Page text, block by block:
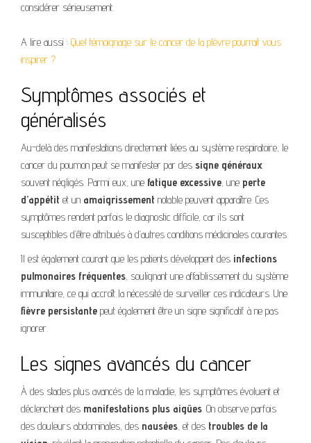
considérer sérieusement.
A lire aussi : Quel témoignage sur le cancer de la plèvre pourrait vous
inspirer ?
Symptômes associés et
généralisés
Au-delà des manifestations directement liées au système respiratoire, le
cancer du poumon peut se manifester par des signe généraux
souvent négligés. Parmi eux, une fatigue excessive, une perte
d’appétit et un amaigrissement notable peuvent apparaître. Ces
symptômes rendent parfois le diagnostic difficile, car ils sont
susceptibles d’être attribués à d’autres conditions médicinales courantes.
Il est également courant que les patients développent des infections
pulmonaires fréquentes, soulignant une affaiblissement du système
immunitaire, ce qui accroît la nécessité de surveiller ces indicateurs. Une
fièvre persistante peut également être un signe significatif à ne pas
ignorer.
Les signes avancés du cancer
À des stades plus avancés de la maladie, les symptômes évoluent et
déclenchent des manifestations plus aigües. On observe parfois
des douleurs abdominales, des nausées, et des troubles de la